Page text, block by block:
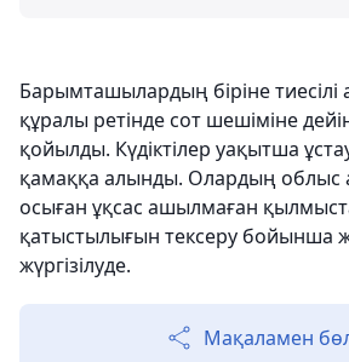
Барымташылардың біріне тиесілі
құралы ретінде сот шешіміне
қойылды. Күдіктілер уақытша
қамаққа алынды. Олардың облыс
осыған ұқсас ашылмаған
қатыстылығын тексеру бойынша
жүргізілуде.
Мақаламен